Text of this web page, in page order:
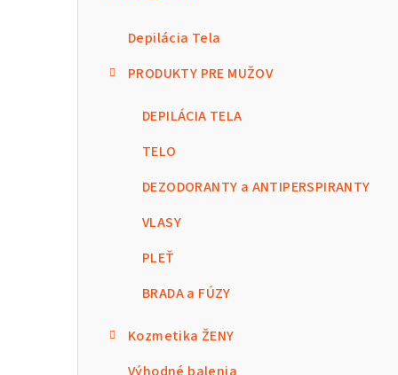
Depilácia Tela
PRODUKTY PRE MUŽOV
DEPILÁCIA TELA
TELO
DEZODORANTY a ANTIPERSPIRANTY
VLASY
PLEŤ
BRADA a FÚZY
Kozmetika ŽENY